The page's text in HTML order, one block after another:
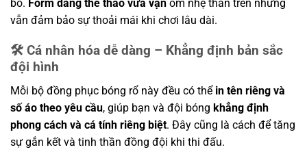
bó. Form dáng thể thao vừa vặn ôm nhẹ thân trên nhưng
vẫn đảm bảo sự thoải mái khi chơi lâu dài.
🛠 Cá nhân hóa dễ dàng – Khẳng định bản sắc
đội hình
Mỗi bộ đồng phục bóng rổ này đều có thể in tên riêng và
số áo theo yêu cầu, giúp bạn và đội bóng khẳng định
phong cách và cá tính riêng biệt. Đây cũng là cách để tăng
sự gắn kết và tinh thần đồng đội khi thi đấu.